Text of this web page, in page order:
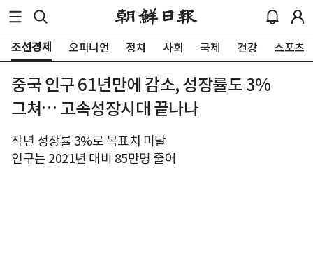
조선경제 오피니언 정치 사회 국제 건강 스포츠
중국 인구 61년만에 감소, 성장률도 3%
그쳐… 고속성장시대 끝나나
작년 성장률 3%로 목표치 미달
인구는 2021년 대비 85만명 줄어